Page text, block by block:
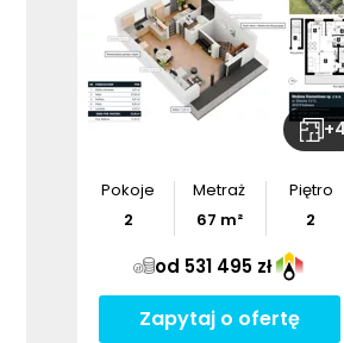
+
Pokoje
2
Metraż
67 m²
Piętro
2
od 531 495 zł
Zapytaj o ofertę